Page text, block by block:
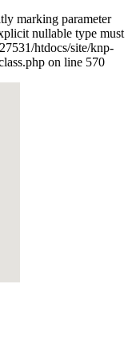
marking parameter
nullable type must
htdocs/site/knp-
on line 570